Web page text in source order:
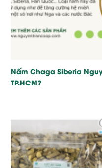
Nấm Chaga Siberia
TP.HCM?